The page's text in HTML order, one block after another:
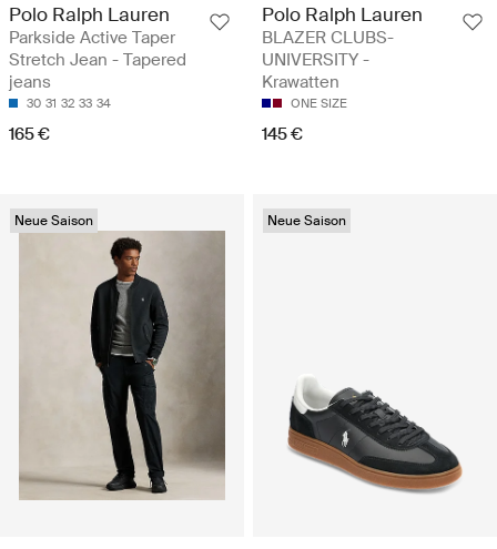
Polo Ralph Lauren
Parkside Active Taper
Stretch Jean - Tapered
jeans
30 31 32 33 34
165 €
Polo Ralph Lauren
BLAZER CLUBS-
UNIVERSITY -
Krawatten
ONE SIZE
145 €
Neue Saison Neue Saison